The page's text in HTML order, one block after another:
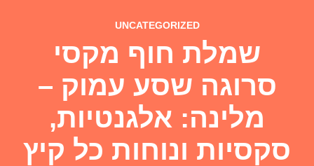
UNCATEGORIZED
שמלת חוף מקסי
סרוגה שסע עמוק –
מלינה: אלגנטיות,
סקסיות ונוחות כל קיץ